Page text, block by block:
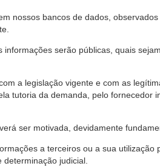
nossos bancos de dados,
serão públicas, quais
a legislação vigente e com as
tutoria da demanda, pelo fornecedor
ser motivada, devidamente
a terceiros ou a sua
judicial.